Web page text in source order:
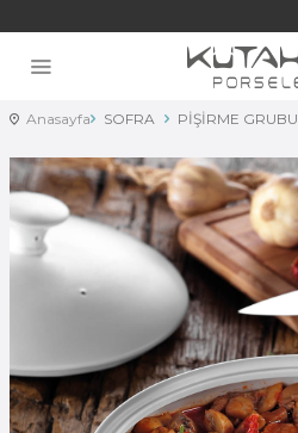
Anasayfa SOFRA PİŞİRME GRUBU